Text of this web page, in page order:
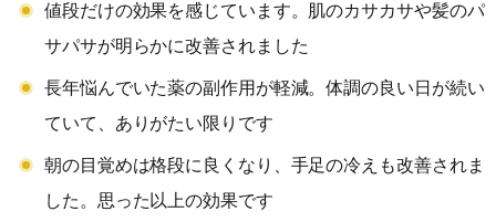
値段だけの効果を感じています。肌のカサカサや髪のパ
サパサが明らかに改善されました
長年悩んでいた薬の副作用が軽減。体調の良い日が続い
ていて、ありがたい限りです
朝の目覚めは格段に良くなり、手足の冷えも改善されま
した。思った以上の効果です